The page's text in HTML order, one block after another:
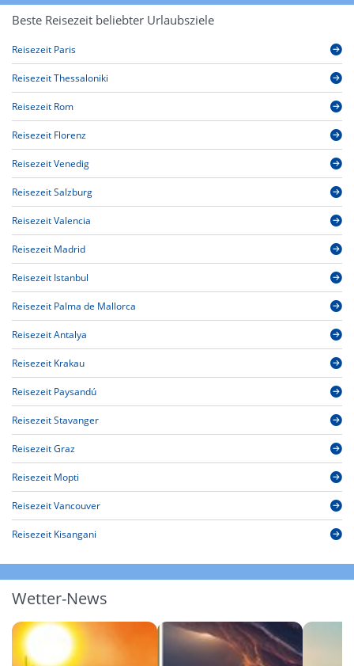
Beste Reisezeit beliebter Urlaubsziele
Reisezeit Paris
Reisezeit Thessaloniki
Reisezeit Rom
Reisezeit Florenz
Reisezeit Venedig
Reisezeit Salzburg
Reisezeit Valencia
Reisezeit Madrid
Reisezeit Istanbul
Reisezeit Palma de Mallorca
Reisezeit Antalya
Reisezeit Krakau
Reisezeit Paysandú
Reisezeit Stavanger
Reisezeit Graz
Reisezeit Mopti
Reisezeit Vancouver
Reisezeit Kisangani
Wetter-News